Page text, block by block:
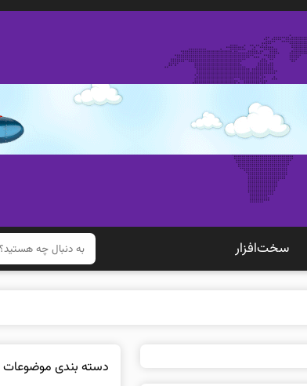
سخت‌افزار
دسته بندی موضوعات